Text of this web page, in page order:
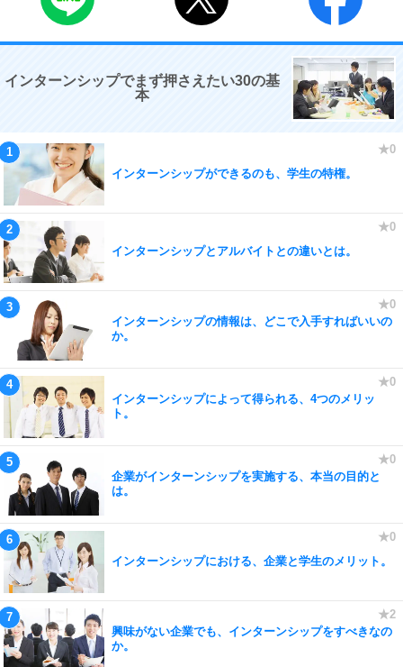
インターンシップでまず押さえたい30の基
本
インターンシップができるのも、学生の特権。
インターンシップとアルバイトとの違いとは。
インターンシップの情報は、どこで入手すればいいの
か。
インターンシップによって得られる、4つのメリッ
ト。
企業がインターンシップを実施する、本当の目的と
は。
インターンシップにおける、企業と学生のメリット。
興味がない企業でも、インターンシップをすべきなの
か。